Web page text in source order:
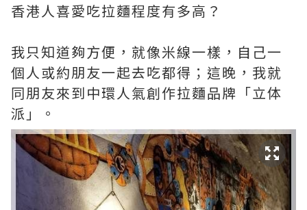
香港人喜愛吃拉麵程度有多高？
我只知道夠方便，就像米線一樣，自己一
個人或約朋友一起去吃都得；這晚，我就
同朋友來到中環人氣創作拉麵品牌「立体
派」。